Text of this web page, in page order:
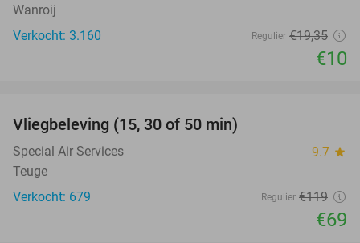
Wanroij
Verkocht: 3.160
Regulier €19,35
€10
Vliegbeleving (15, 30 of 50 min)
Special Air Services 9.7 star
Teuge
Verkocht: 679
Regulier €119
€69